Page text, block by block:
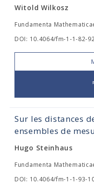
Witold Wilkosz
Fundamenta
DOI: 10.4064/fm-1-1-82-
Sur les distances
ensembles de
Hugo Steinhaus
Fundamenta
DOI: 10.4064/fm-1-1-93-